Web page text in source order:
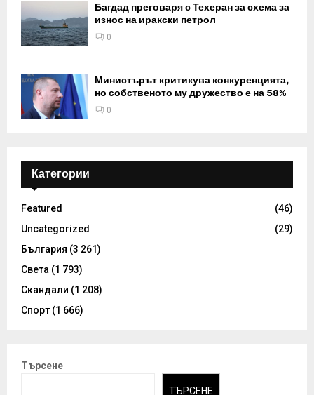
Багдад преговаря с Техеран за схема за
износ на иракски петрол
0
Министърът критикува конкуренцията,
но собственото му дружество е на 58%
0
Категории
Featured
(46)
Uncategorized
(29)
България (3 261)
Света (1 793)
Скандали (1 208)
Спорт (1 666)
Търсене
ТЪРСЕНЕ